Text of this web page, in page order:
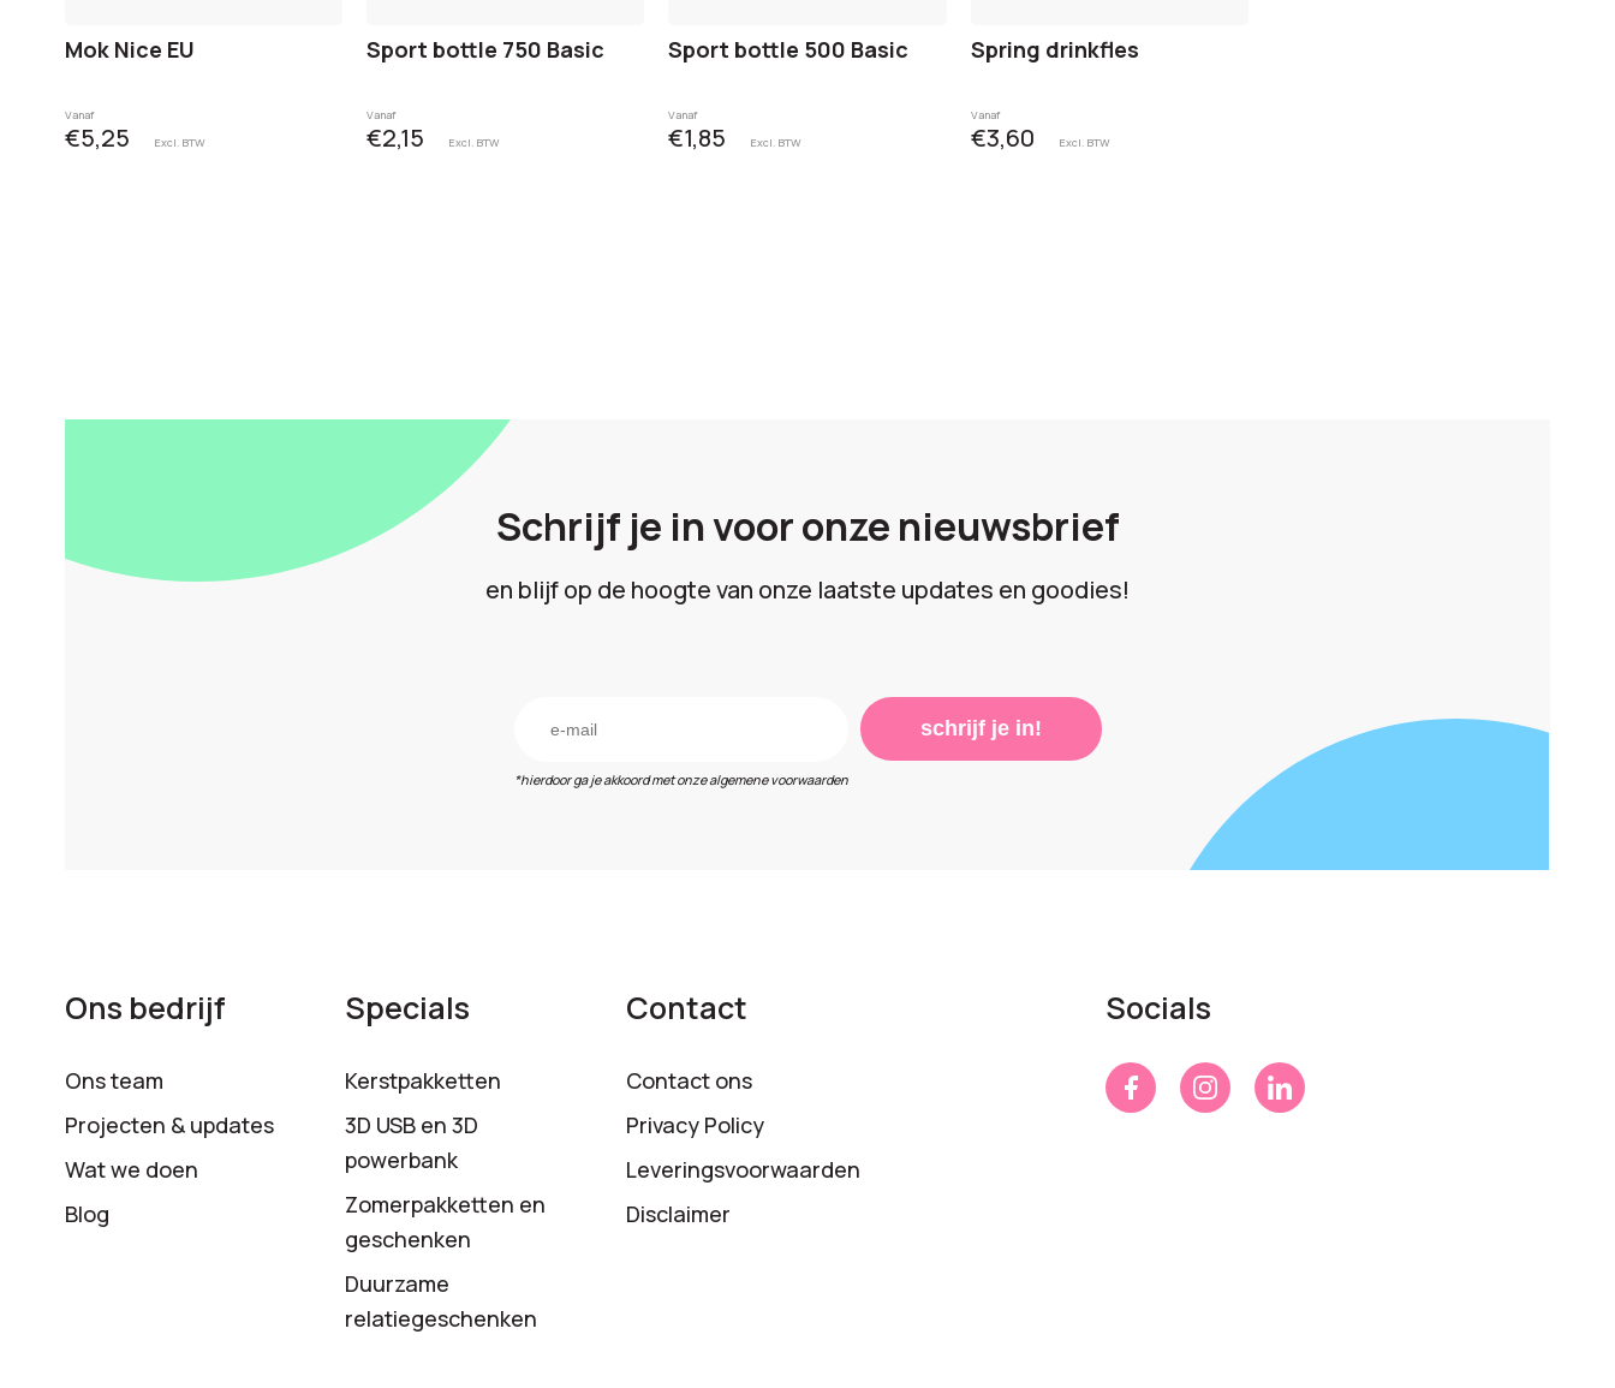
Mok Nice EU
Vanaf
€5,25 Excl. BTW
Sport bottle 750 Basic
Vanaf
€2,15 Excl. BTW
Sport bottle 500 Basic
Vanaf
€1,85 Excl. BTW
Spring drinkfles
Vanaf
€3,60 Excl. BTW
Schrijf je in voor onze nieuwsbrief
en blijf op de hoogte van onze laatste updates en goodies!
*hierdoor ga je akkoord met onze algemene voorwaarden
schrijf je in!
Ons bedrijf
Ons team
Projecten & updates
Wat we doen
Blog
Specials
Kerstpakketten
3D USB en 3D
powerbank
Zomerpakketten en
geschenken
Duurzame
relatiegeschenken
Contact
Contact ons
Privacy Policy
Leveringsvoorwaarden
Disclaimer
Socials